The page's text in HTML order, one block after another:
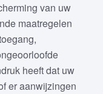
van uw
maatregelen
heeft dat uw
er aanwijzingen